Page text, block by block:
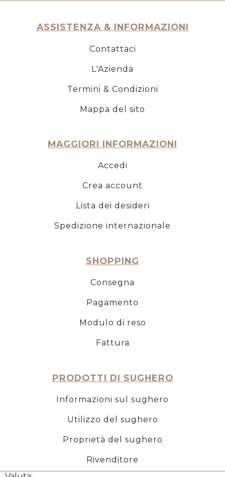
ASSISTENZA & INFORMAZIONI
Contattaci
L'Azienda
Termini & Condizioni
Mappa del sito
MAGGIORI INFORMAZIONI
Accedi
Crea account
Lista dei desideri
Spedizione internazionale
SHOPPING
Consegna
Pagamento
Modulo di reso
Fattura
PRODOTTI DI SUGHERO
Informazioni sul sughero
Utilizzo del sughero
Proprietà del sughero
Rivenditore